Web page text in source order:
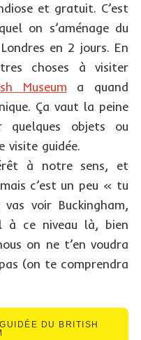
et gratuit. C’est
on s’aménage du
en 2 jours. En
choses à visiter
Museum a quand
Ça vaut la peine
quelques objets ou
visite guidée.
à notre sens, et
c’est un peu « tu
voir Buckingham,
à ce niveau là, bien
on ne t’en voudra
(on te comprendra
DU BRITISH